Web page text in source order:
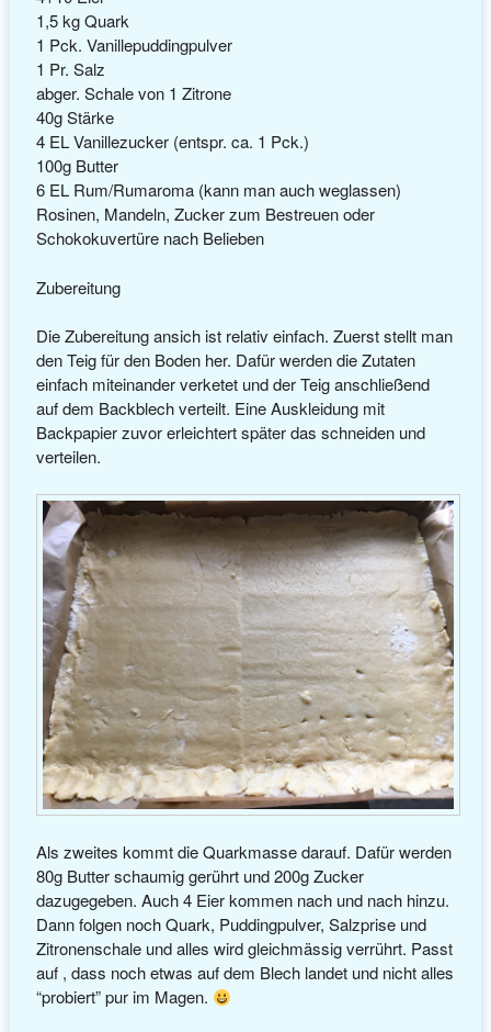
1,5 kg Quark
1 Pck. Vanillepuddingpulver
1 Pr. Salz
abger. Schale von 1 Zitrone
40g Stärke
4 EL Vanillezucker (entspr. ca. 1 Pck.)
100g Butter
6 EL Rum/Rumaroma (kann man auch weglassen)
Rosinen, Mandeln, Zucker zum Bestreuen oder
Schokokuvertüre nach Belieben
Zubereitung
Die Zubereitung ansich ist relativ einfach. Zuerst stellt man
den Teig für den Boden her. Dafür werden die Zutaten
einfach miteinander verketet und der Teig anschließend
auf dem Backblech verteilt. Eine Auskleidung mit
Backpapier zuvor erleichtert später das schneiden und
verteilen.
Als zweites kommt die Quarkmasse darauf. Dafür werden
80g Butter schaumig gerührt und 200g Zucker
dazugegeben. Auch 4 Eier kommen nach und nach hinzu.
Dann folgen noch Quark, Puddingpulver, Salzprise und
Zitronenschale und alles wird gleichmässig verrührt. Passt
auf , dass noch etwas auf dem Blech landet und nicht alles
“probiert” pur im Magen.